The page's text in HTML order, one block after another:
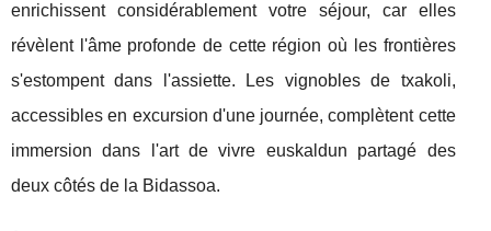
enrichissent considérablement votre séjour, car elles
révèlent l'âme profonde de cette région où les frontières
s'estompent dans l'assiette. Les vignobles de txakoli,
accessibles en excursion d'une journée, complètent cette
immersion dans l'art de vivre euskaldun partagé des
deux côtés de la Bidassoa.